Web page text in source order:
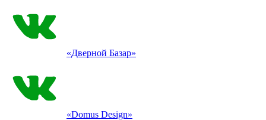
«Дверной Базар»
«Domus Design»